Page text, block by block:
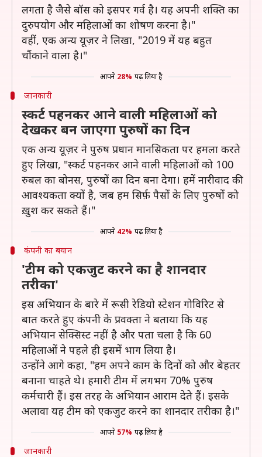
लगता है जैसे बॉस को इसपर गर्व है। यह अपनी शक्ति का
दुरुपयोग और महिलाओं का शोषण करना है।"
वहीं, एक अन्य यूज़र ने लिखा, "2019 में यह बहुत
चौंकाने वाला है।"
आपने 28% पढ़ लिया है
जानकारी
स्कर्ट पहनकर आने वाली महिलाओं को
देखकर बन जाएगा पुरुषों का दिन
एक अन्य यूज़र ने पुरुष प्रधान मानसिकता पर हमला करते
हुए लिखा, "स्कर्ट पहनकर आने वाली महिलाओं को 100
रुबल का बोनस, पुरुषों का दिन बना देगा। हमें नारीवाद की
आवश्यकता क्यों है, जब हम सिर्फ़ पैसों के लिए पुरुषों को
ख़ुश कर सकते हैं।"
आपने 42% पढ़ लिया है
कंपनी का बयान
'टीम को एकजुट करने का है शानदार
तरीका'
इस अभियान के बारे में रूसी रेडियो स्टेशन गोविरिट से
बात करते हुए कंपनी के प्रवक्ता ने बताया कि यह
अभियान सेक्सिस्ट नहीं है और पता चला है कि 60
महिलाओं ने पहले ही इसमें भाग लिया है।
उन्होंने आगे कहा, "हम अपने काम के दिनों को और बेहतर
बनाना चाहते थे। हमारी टीम में लगभग 70% पुरुष
कर्मचारी हैं। इस तरह के अभियान आराम देते हैं। इसके
अलावा यह टीम को एकजुट करने का शानदार तरीका है।"
आपने 57% पढ़ लिया है
जानकारी